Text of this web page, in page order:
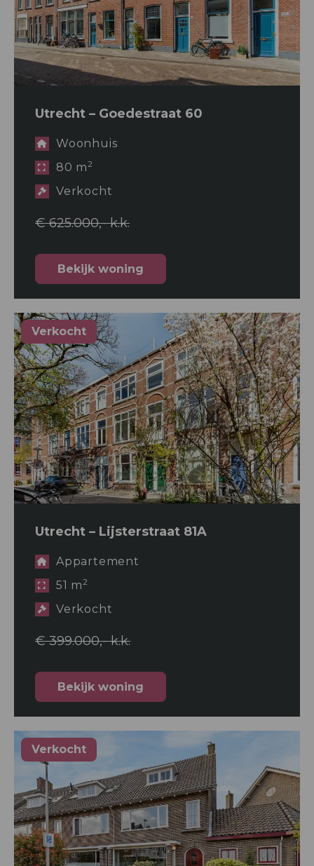
Utrecht – Goedestraat 60
Woonhuis
80 m2
Verkocht
€ 625.000,- k.k.
Bekijk woning
Verkocht
Utrecht – Lijsterstraat 81A
Appartement
51 m2
Verkocht
€ 399.000,- k.k.
Bekijk woning
Verkocht